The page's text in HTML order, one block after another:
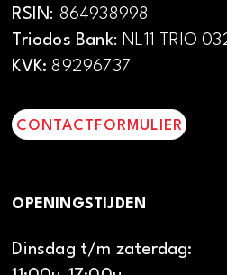
RSIN: 864938998
Triodos Bank: NL11 TRIO
KVK: 89296737
CONTACTFORMULIER
OPENINGSTIJDEN
Dinsdag t/m zaterdag: